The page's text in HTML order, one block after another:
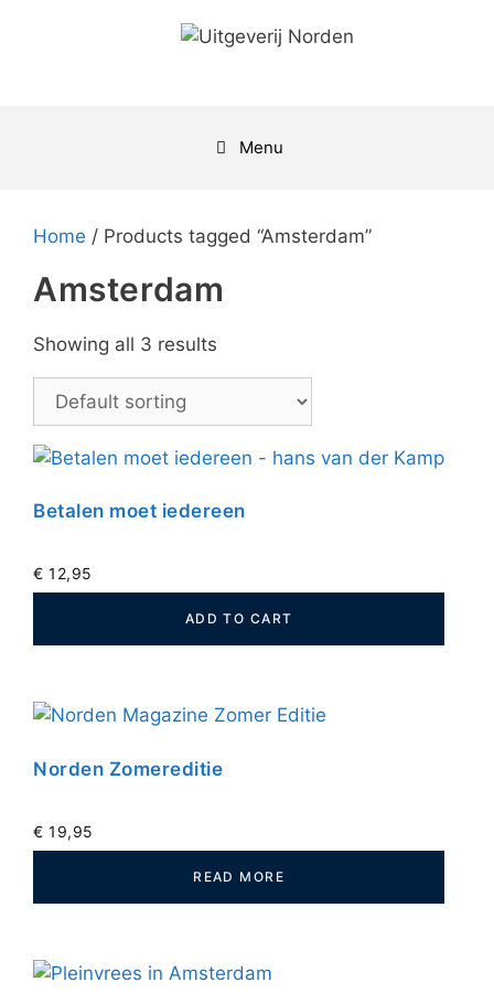
Menu
Home / Products tagged “Amsterdam”
Amsterdam
Showing all 3 results
Betalen moet iedereen
€ 12,95
ADD TO CART
Norden Zomereditie
€ 19,95
READ MORE